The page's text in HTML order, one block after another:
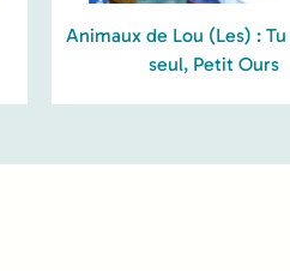
Animaux de Lou (Les) : Tu
seul, Petit Ours